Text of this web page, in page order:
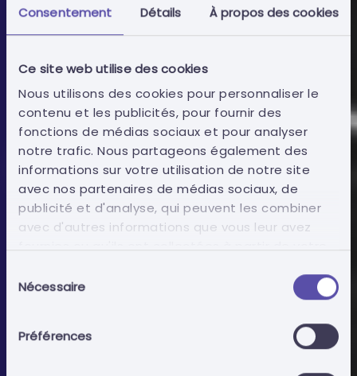
Consentement Détails À propos des cookies
Ce site web utilise des cookies
Nous utilisons des cookies pour personnaliser le
contenu et les publicités, pour fournir des
fonctions de médias sociaux et pour analyser
notre trafic. Nous partageons également des
informations sur votre utilisation de notre site
avec nos partenaires de médias sociaux, de
publicité et d'analyse, qui peuvent les combiner
avec d'autres informations que vous leur avez
duNécessaire
Préférences
Entités publiques
Profil Dynamique de l'Entité